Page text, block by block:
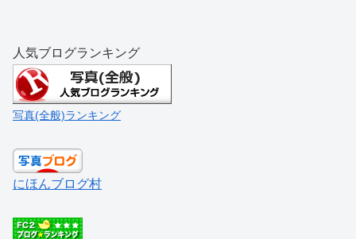
人気ブログランキング
写真(全般)ランキング
にほんブログ村